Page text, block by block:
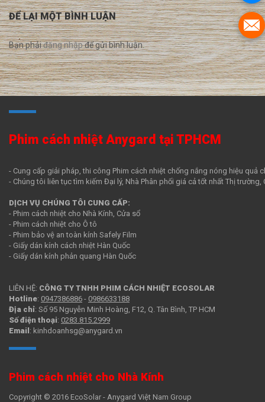
ĐỂ LẠI MỘT BÌNH LUẬN
Bạn phảiđăng nhậpđể gửi bình luận.
Phim cách nhiệt Anygard tại TPHCM
- Cung cấp giải pháp, thi công Phim cách nhiệt chống nắng nóng hiệu quả
- Chúng tôi liên tục tìm kiếm Đại lý, Nhà Phân phối giá cả tốt nhất Thị trường,
DỊCH VỤ CHÚNG TÔI CUNG CẤP:
- Phim cách nhiệt cho Nhà Kính, Cửa sổ
- Phim cách nhiệt cho Ô tô
- Phim bảo vệ an toàn kính Safely Film
- Giấy dán kính cách nhiệt Hàn Quốc
- Giấy dán kính phản quang Hàn Quốc
LIÊN HỆ: CÔNG TY TNHH PHIM CÁCH NHIỆT ECOSOLAR
Hotline: 0947386886 - 0986633188
Địa chỉ: Số 95 Nguyễn Minh Hoàng, F12, Q. Tân Bình, TP HCM
Số điện thoại: 0283.815.2999
Email : kinhdoanhsg@anygard.vn
Phim cách nhiệt cho Nhà Kính
Copyright © 2016 EcoSolar - Anygard Việt Nam Group